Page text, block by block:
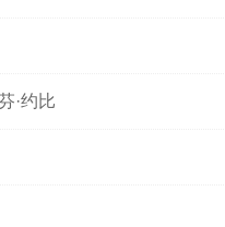
·约比